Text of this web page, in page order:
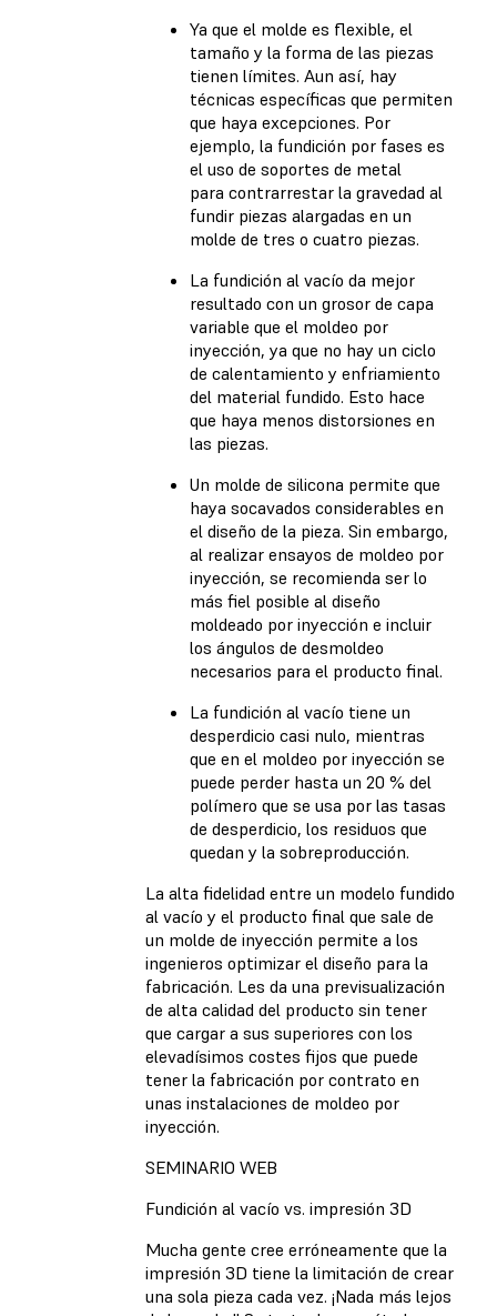
Ya que el molde es flexible, el
tamaño y la forma de las piezas
tienen límites. Aun así, hay
técnicas específicas que permiten
que haya excepciones. Por
ejemplo, la fundición por fases es
el uso de soportes de metal
para contrarrestar la gravedad al
fundir piezas alargadas en un
molde de tres o cuatro piezas.
La fundición al vacío da mejor
resultado con un grosor de capa
variable que el moldeo por
inyección, ya que no hay un ciclo
de calentamiento y enfriamiento
del material fundido. Esto hace
que haya menos distorsiones en
las piezas.
Un molde de silicona permite que
haya socavados considerables en
el diseño de la pieza. Sin embargo,
al realizar ensayos de moldeo por
inyección, se recomienda ser lo
más fiel posible al diseño
moldeado por inyección e incluir
los ángulos de desmoldeo
necesarios para el producto final.
La fundición al vacío tiene un
desperdicio casi nulo, mientras
que en el moldeo por inyección se
puede perder hasta un 20 % del
polímero que se usa por las tasas
de desperdicio, los residuos que
quedan y la sobreproducción.
La alta fidelidad entre un modelo fundido
al vacío y el producto final que sale de
un molde de inyección permite a los
ingenieros optimizar el diseño para la
fabricación. Les da una previsualización
de alta calidad del producto sin tener
que cargar a sus superiores con los
elevadísimos costes fijos que puede
tener la fabricación por contrato en
unas instalaciones de moldeo por
inyección.
SEMINARIO WEB
Fundición al vacío vs. impresión 3D
Mucha gente cree erróneamente que la
impresión 3D tiene la limitación de crear
una sola pieza cada vez. ¡Nada más lejos